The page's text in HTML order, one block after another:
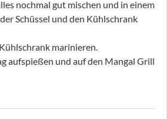
nochmal gut mischen und in einem
Schüssel und den Kühlschrank
marinieren.
aufspießen und auf den Mangal Grill